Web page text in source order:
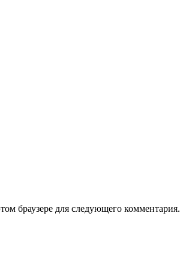
браузере для следующего комментария.